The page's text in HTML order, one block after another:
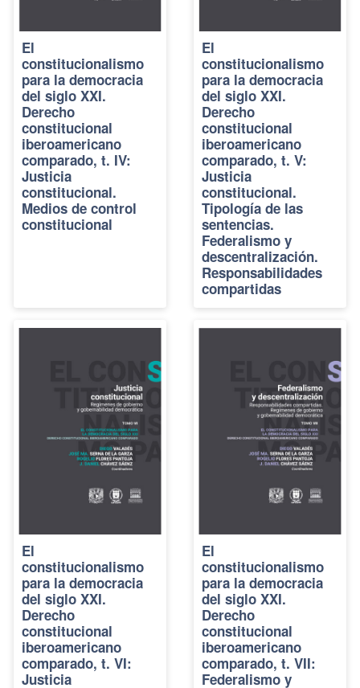
El
constitucionalismo
para la democracia
del siglo XXI.
Derecho
constitucional
iberoamericano
comparado, t. IV:
Justicia
constitucional.
Medios de control
constitucional
El
constitucionalismo
para la democracia
del siglo XXI.
Derecho
constitucional
iberoamericano
comparado, t. V:
Justicia
constitucional.
Tipología de las
sentencias.
Federalismo y
descentralización.
Responsabilidades
compartidas
El
constitucionalismo
para la democracia
del siglo XXI.
Derecho
constitucional
iberoamericano
comparado, t. VI:
Justicia
El
constitucionalismo
para la democracia
del siglo XXI.
Derecho
constitucional
iberoamericano
comparado, t. VII:
Federalismo y